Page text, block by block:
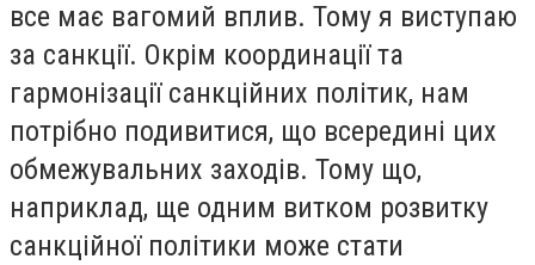
все має вагомий вплив. Тому я виступаю
за санкції. Окрім координації та
гармонізації санкційних політик, нам
потрібно подивитися, що всередині цих
обмежувальних заходів. Тому що,
наприклад, ще одним витком розвитку
санкційної політики може стати